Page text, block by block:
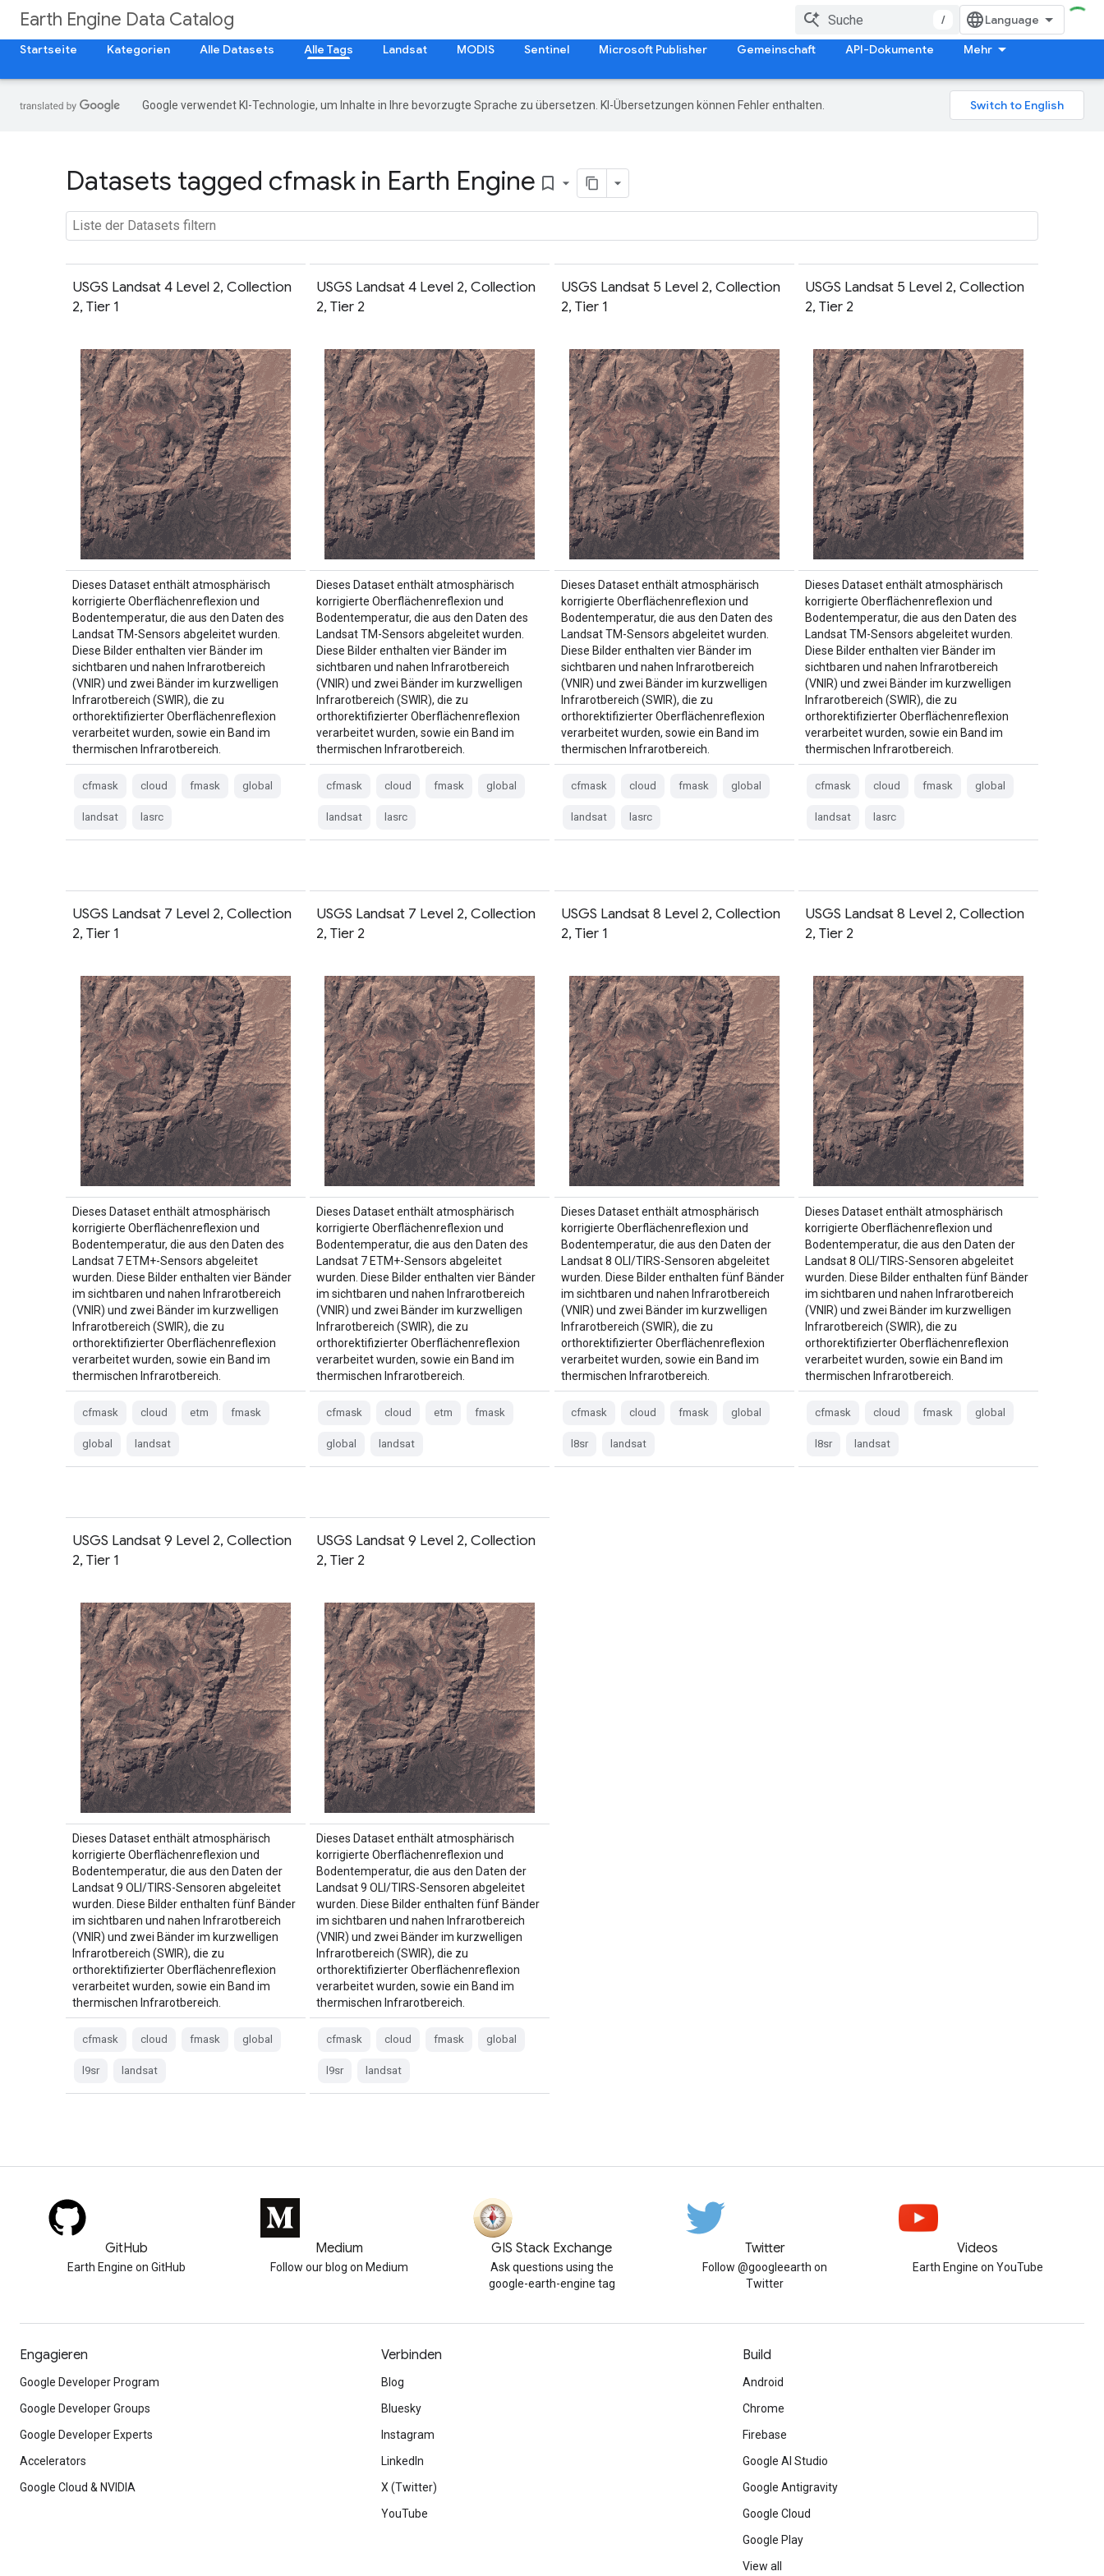
Earth Engine Data Catalog
/
Startseite
Kategorien Alle Datasets Alle Tags Landsat MODIS Sentinel Microsoft Publisher Gemeinschaft API-Dokumente Mehr
Google verwendet KI-Technologie, um Inhalte in Ihre bevorzugte Sprache zu übersetzen. KI-Übersetzungen können Fehler enthalten.
Datasets tagged cfmask in Earth Engine bookmark_border
USGS Landsat 4 Level 2, Collection
2, Tier 1
Dieses Dataset enthält atmosphärisch
korrigierte Oberflächenreflexion und
Bodentemperatur, die aus den Daten des
Landsat TM-Sensors abgeleitet wurden.
Diese Bilder enthalten vier Bänder im
sichtbaren und nahen Infrarotbereich
(VNIR) und zwei Bänder im kurzwelligen
Infrarotbereich (SWIR), die zu
orthorektifizierter Oberflächenreflexion
verarbeitet wurden, sowie ein Band im
thermischen Infrarotbereich.
cfmask cloud fmask global
landsat lasrc
USGS Landsat 4 Level 2, Collection
2, Tier 2
Dieses Dataset enthält atmosphärisch
korrigierte Oberflächenreflexion und
Bodentemperatur, die aus den Daten des
Landsat TM-Sensors abgeleitet wurden.
Diese Bilder enthalten vier Bänder im
sichtbaren und nahen Infrarotbereich
(VNIR) und zwei Bänder im kurzwelligen
Infrarotbereich (SWIR), die zu
orthorektifizierter Oberflächenreflexion
verarbeitet wurden, sowie ein Band im
thermischen Infrarotbereich.
cfmask cloud fmask global
landsat lasrc
USGS Landsat 5 Level 2, Collection
2, Tier 1
Dieses Dataset enthält atmosphärisch
korrigierte Oberflächenreflexion und
Bodentemperatur, die aus den Daten des
Landsat TM-Sensors abgeleitet wurden.
Diese Bilder enthalten vier Bänder im
sichtbaren und nahen Infrarotbereich
(VNIR) und zwei Bänder im kurzwelligen
Infrarotbereich (SWIR), die zu
orthorektifizierter Oberflächenreflexion
verarbeitet wurden, sowie ein Band im
thermischen Infrarotbereich.
cfmask cloud fmask global
landsat lasrc
USGS Landsat 5 Level 2, Collection
2, Tier 2
Dieses Dataset enthält atmosphärisch
korrigierte Oberflächenreflexion und
Bodentemperatur, die aus den Daten des
Landsat TM-Sensors abgeleitet wurden.
Diese Bilder enthalten vier Bänder im
sichtbaren und nahen Infrarotbereich
(VNIR) und zwei Bänder im kurzwelligen
Infrarotbereich (SWIR), die zu
orthorektifizierter Oberflächenreflexion
verarbeitet wurden, sowie ein Band im
thermischen Infrarotbereich.
cfmask cloud fmask global
landsat lasrc
USGS Landsat 7 Level 2, Collection
2, Tier 1
Dieses Dataset enthält atmosphärisch
korrigierte Oberflächenreflexion und
Bodentemperatur, die aus den Daten des
Landsat 7 ETM+-Sensors abgeleitet
wurden. Diese Bilder enthalten vier Bänder
im sichtbaren und nahen Infrarotbereich
(VNIR) und zwei Bänder im kurzwelligen
Infrarotbereich (SWIR), die zu
orthorektifizierter Oberflächenreflexion
verarbeitet wurden, sowie ein Band im
thermischen Infrarotbereich.
cfmask cloud etm fmask
global landsat
USGS Landsat 7 Level 2, Collection
2, Tier 2
Dieses Dataset enthält atmosphärisch
korrigierte Oberflächenreflexion und
Bodentemperatur, die aus den Daten des
Landsat 7 ETM+-Sensors abgeleitet
wurden. Diese Bilder enthalten vier Bänder
im sichtbaren und nahen Infrarotbereich
(VNIR) und zwei Bänder im kurzwelligen
Infrarotbereich (SWIR), die zu
orthorektifizierter Oberflächenreflexion
verarbeitet wurden, sowie ein Band im
thermischen Infrarotbereich.
cfmask cloud etm fmask
global landsat
USGS Landsat 8 Level 2, Collection
2, Tier 1
Dieses Dataset enthält atmosphärisch
korrigierte Oberflächenreflexion und
Bodentemperatur, die aus den Daten der
Landsat 8 OLI/TIRS-Sensoren abgeleitet
wurden. Diese Bilder enthalten fünf Bänder
im sichtbaren und nahen Infrarotbereich
(VNIR) und zwei Bänder im kurzwelligen
Infrarotbereich (SWIR), die zu
orthorektifizierter Oberflächenreflexion
verarbeitet wurden, sowie ein Band im
thermischen Infrarotbereich.
cfmask cloud fmask global
l8sr landsat
USGS Landsat 8 Level 2, Collection
2, Tier 2
Dieses Dataset enthält atmosphärisch
korrigierte Oberflächenreflexion und
Bodentemperatur, die aus den Daten der
Landsat 8 OLI/TIRS-Sensoren abgeleitet
wurden. Diese Bilder enthalten fünf Bänder
im sichtbaren und nahen Infrarotbereich
(VNIR) und zwei Bänder im kurzwelligen
Infrarotbereich (SWIR), die zu
orthorektifizierter Oberflächenreflexion
verarbeitet wurden, sowie ein Band im
thermischen Infrarotbereich.
cfmask cloud fmask global
l8sr landsat
USGS Landsat 9 Level 2, Collection
2, Tier 1
Dieses Dataset enthält atmosphärisch
korrigierte Oberflächenreflexion und
Bodentemperatur, die aus den Daten der
Landsat 9 OLI/TIRS-Sensoren abgeleitet
wurden. Diese Bilder enthalten fünf Bänder
im sichtbaren und nahen Infrarotbereich
(VNIR) und zwei Bänder im kurzwelligen
Infrarotbereich (SWIR), die zu
orthorektifizierter Oberflächenreflexion
verarbeitet wurden, sowie ein Band im
thermischen Infrarotbereich.
cfmask cloud fmask global
l9sr landsat
USGS Landsat 9 Level 2, Collection
2, Tier 2
Dieses Dataset enthält atmosphärisch
korrigierte Oberflächenreflexion und
Bodentemperatur, die aus den Daten der
Landsat 9 OLI/TIRS-Sensoren abgeleitet
wurden. Diese Bilder enthalten fünf Bänder
im sichtbaren und nahen Infrarotbereich
(VNIR) und zwei Bänder im kurzwelligen
Infrarotbereich (SWIR), die zu
orthorektifizierter Oberflächenreflexion
verarbeitet wurden, sowie ein Band im
thermischen Infrarotbereich.
cfmask cloud fmask global
l9sr landsat
GitHub
Earth Engine on GitHub
Medium
Follow our blog on Medium
GIS Stack Exchange
Ask questions using the
google-earth-engine tag
Twitter
Follow @googleearth on
Twitter
Videos
Earth Engine on YouTube
Engagieren
Google Developer Program
Google Developer Groups
Google Developer Experts
Accelerators
Google Cloud & NVIDIA
Verbinden
Blog
Bluesky
Instagram
LinkedIn
X (Twitter)
YouTube
Build
Android
Chrome
Firebase
Google AI Studio
Google Antigravity
Google Cloud
Google Play
View all